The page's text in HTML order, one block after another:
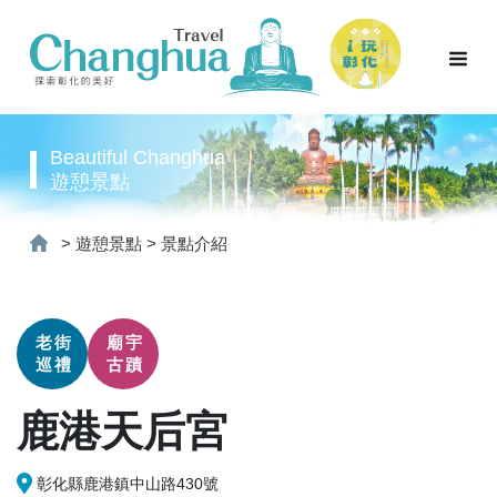
Beautiful Changhua
遊憩景點
> 遊憩景點 > 景點介紹
老街
巡禮
廟宇
古蹟
鹿港天后宮
彰化縣鹿港鎮中山路430號